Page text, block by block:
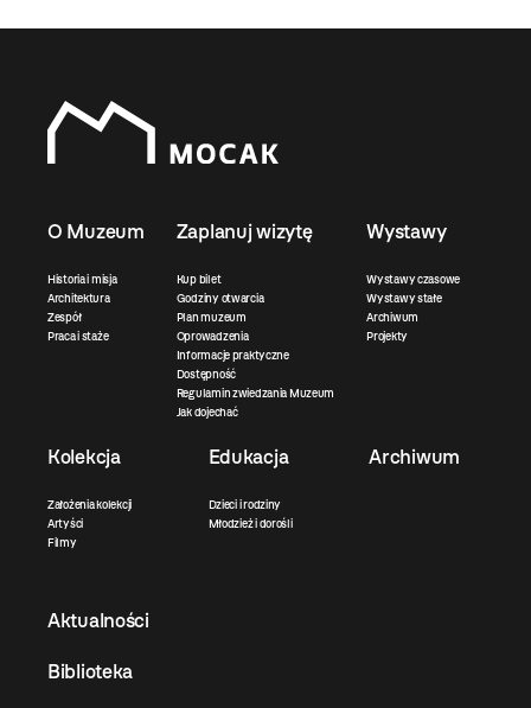
O Muzeum
Historia i misja
Architektura
Zespół
Praca i staże
Zaplanuj wizytę
Kup bilet
Godziny otwarcia
Plan muzeum
Oprowadzenia
Informacje praktyczne
Dostępność
Regulamin zwiedzania Muzeum
Jak dojechać
Wystawy
Wystawy czasowe
Wystawy stałe
Archiwum
Projekty
Kolekcja
Założenia kolekcji
Artyści
Filmy
Edukacja
Dzieci i rodziny
Młodzież i dorośli
Archiwum
Aktualności
Biblioteka